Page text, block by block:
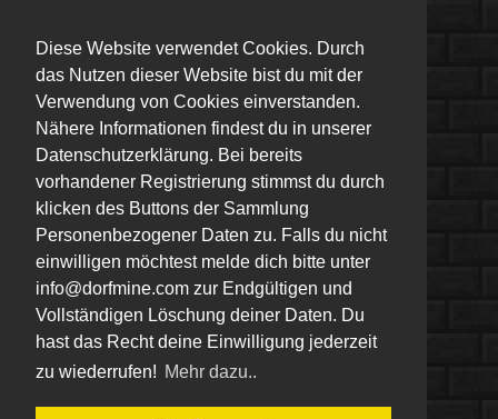
Diese Website verwendet Cookies. Durch
das Nutzen dieser Website bist du mit der
Verwendung von Cookies einverstanden.
Nähere Informationen findest du in unserer
Datenschutzerklärung. Bei bereits
vorhandener Registrierung stimmst du durch
klicken des Buttons der Sammlung
Personenbezogener Daten zu. Falls du nicht
einwilligen möchtest melde dich bitte unter
info@dorfmine.com zur Endgültigen und
Vollständigen Löschung deiner Daten. Du
hast das Recht deine Einwilligung jederzeit
zu wiederrufen! Mehr dazu..